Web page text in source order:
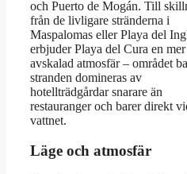
och Puerto de Mogán. Till
från de livligare stränderna i
Maspalomas eller Playa del
erbjuder Playa del Cura en mer
avskalad atmosfär – området
stranden domineras av
hotellträdgårdar snarare än
restauranger och barer direkt
vattnet.
Läge och atmosfär